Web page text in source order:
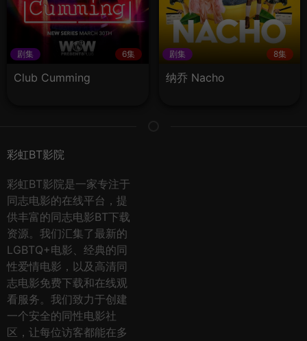
剧集 6集
Club Cumming
剧集 8集
纳乔 Nacho
彩虹BT影院
彩虹BT影院是一家专注于
同志电影的在线平台，提
供丰富的同志电影BT下载
资源。我们汇集了最新的
LGBTQ+电影、经典的同
性爱情电影，以及高清同
志电影免费下载和在线观
看服务。我们致力于创建
一个安全的同性电影社
区，让每位访客都能在多